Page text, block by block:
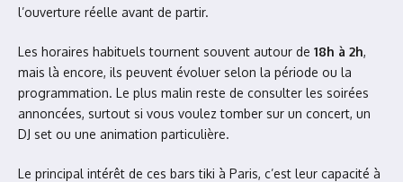
l’ouverture réelle avant de partir.
Les horaires habituels tournent souvent autour de 18h à 2h,
mais là encore, ils peuvent évoluer selon la période ou la
programmation. Le plus malin reste de consulter les soirées
annoncées, surtout si vous voulez tomber sur un concert, un
DJ set ou une animation particulière.
Le principal intérêt de ces bars tiki à Paris, c’est leur capacité à